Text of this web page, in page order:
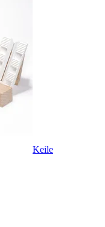
Keile